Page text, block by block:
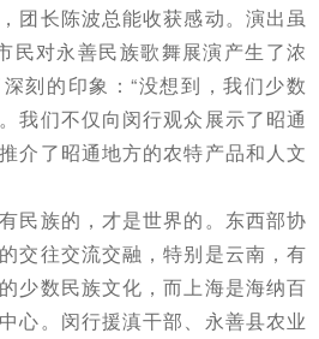
团长陈波总能收获感动。演出虽
民对永善民族歌舞展演产生了浓
刻的印象：“没想到，我们少数
我们不仅向闵行观众展示了昭通
介了昭通地方的农特产品和人文
民族的，才是世界的。 东西部协
交往交流交融，特别是云南，有
少数民族文化，而上海是海纳百
心。 闵行援滇干部、永善县农业